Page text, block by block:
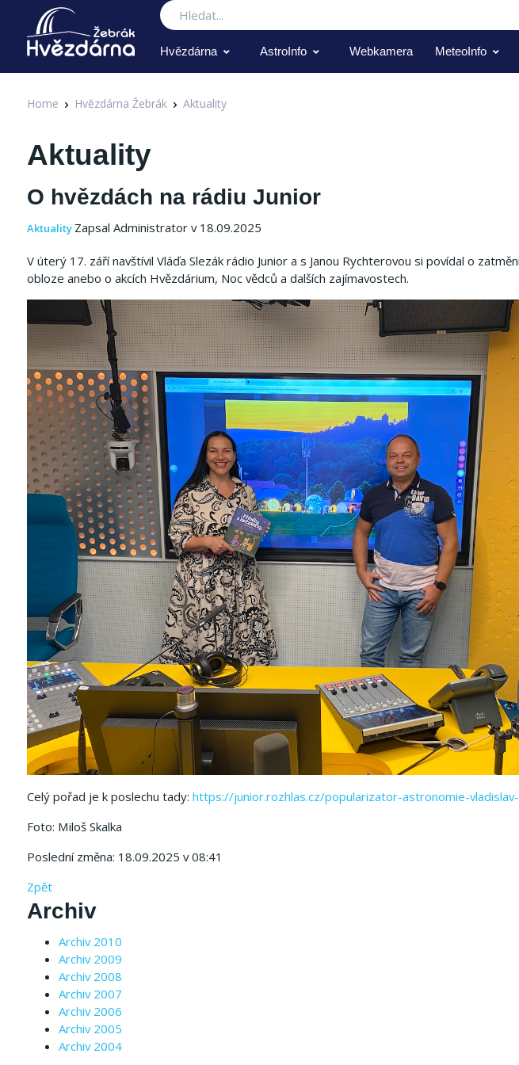
Hledat
Hvězdárna AstroInfo Webkamera MeteoInfo
Home Hvězdárna Žebrák Aktuality
Aktuality
O hvězdách na rádiu Junior
Aktuality Zapsal Administrator v 18.09.2025
V úterý 17. září navštívil Vláďa Slezák rádio Junior a s Janou Rychterovou si povídal o
obloze anebo o akcích Hvězdárium, Noc vědců a dalších zajímavostech.
Celý pořad je k poslechu tady: https://junior.rozhlas.cz/popularizator-astronomie-
Foto: Miloš Skalka
Poslední změna: 18.09.2025 v 08:41
Zpět
Archiv
Archiv 2010
Archiv 2009
Archiv 2008
Archiv 2007
Archiv 2006
Archiv 2005
Archiv 2004